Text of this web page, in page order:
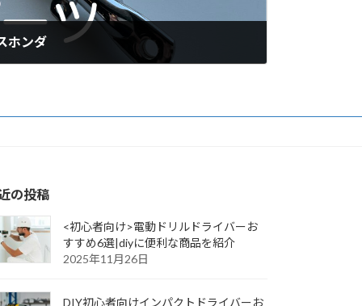
ホンダ
の投稿
<初心者向け>電動ドリルドライバーお
すすめ6選|diyに便利な商品を紹介
2025年11月26日
DIY初心者向けインパクトドライバーお